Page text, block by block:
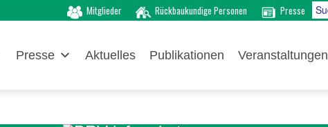
Mitglieder Rückbaukundige Personen Presse
Presse Aktuelles Publikationen Veranstaltungen